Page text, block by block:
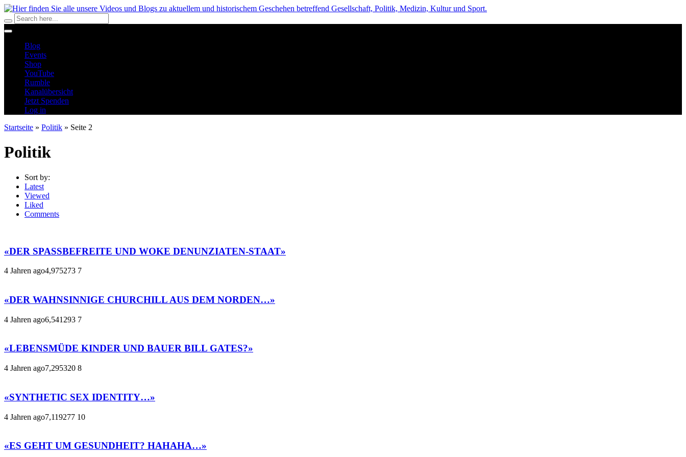
Blog
Events
Shop
YouTube
Rumble
Kanalübersicht
Jetzt Spenden
Log in
Startseite » Politik » Seite 2
Politik
Sort by:
Latest
Viewed
Liked
Comments
«DER SPASSBEFREITE UND WOKE DENUNZIATEN-STAAT»
4 Jahren ago4,975273 7
«DER WAHNSINNIGE CHURCHILL AUS DEM NORDEN…»
4 Jahren ago6,541 293 7
«LEBENSMÜDE KINDER UND BAUER BILL GATES?»
4 Jahren ago7,295320 8
«SYNTHETIC SEX IDENTITY…»
4 Jahren ago7,119277 10
«ES GEHT UM GESUNDHEIT? HAHAHA…»